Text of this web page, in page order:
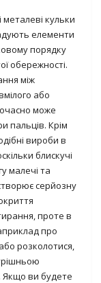
кульки
елементи
порядку
обережності.
між
або
може
пальців. Крім
вироби в
блискучі
малечі та
серйозну
проте в
про
розколотися,
Якщо ви будете